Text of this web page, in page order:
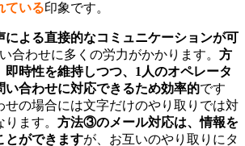
ている印象です。
よる直接的なコミュニケーションが可
合わせに多くの労力がかかります。 方
時性を維持しつつ、1人のオペレータ
い合わせに対応できるため効率的です
せの場合には文字だけのやり取りでは対
ます。 方法③のメール対応は、情報を
とができますが、お互いのやり取りにタ